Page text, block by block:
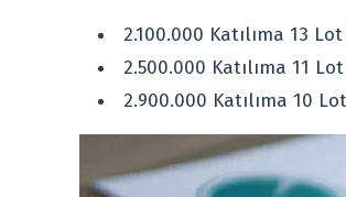
2.100.000 Katılıma 13 Lot
2.500.000 Katılıma 11
2.900.000 Katılıma 10